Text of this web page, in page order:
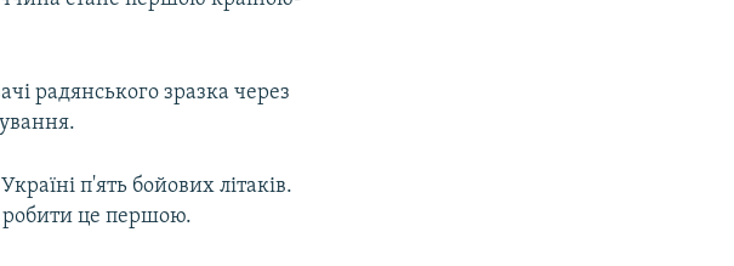
радянського зразка через
п'ять бойових літаків.
робити це першою.